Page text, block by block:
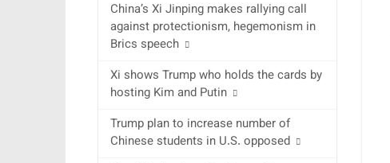
China’s Xi Jinping makes rallying call
against protectionism, hegemonism in
Brics speech
Xi shows Trump who holds the cards by
hosting Kim and Putin
Trump plan to increase number of
Chinese students in U.S. opposed